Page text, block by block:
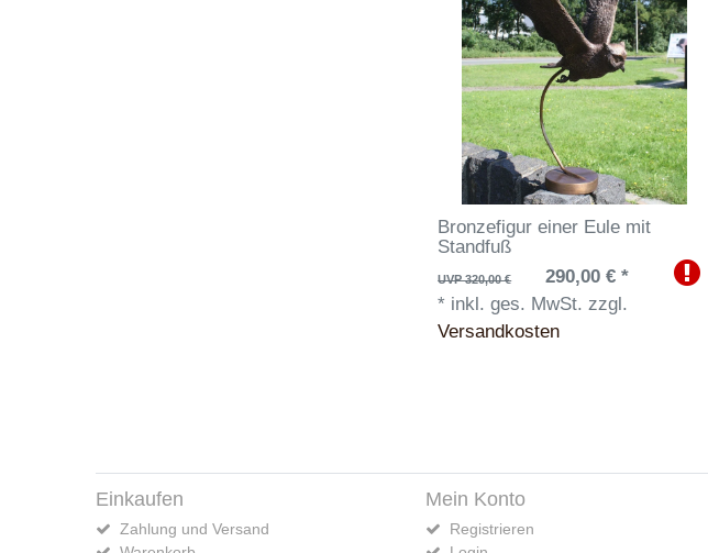
Bronzefigur einer Eule mit
Standfuß
UVP 320,00 €
290,00 € *
* inkl. ges. MwSt. zzgl.
Versandkosten
Einkaufen
Zahlung und Versand
Mein Konto
Registrieren